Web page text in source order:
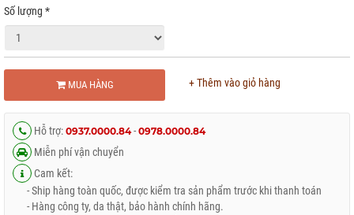
Số lượng *
MUA HÀNG + Thêm vào giỏ hàng
Hỗ trợ: 0937.0000.84- 0978.0000.84
Miễn phí vận chuyển
Cam kết:
- Ship hàng toàn quốc, được kiểm tra sản phẩm trước khi thanh toán
- Hàng công ty, da thật, bảo hành chính hãng.